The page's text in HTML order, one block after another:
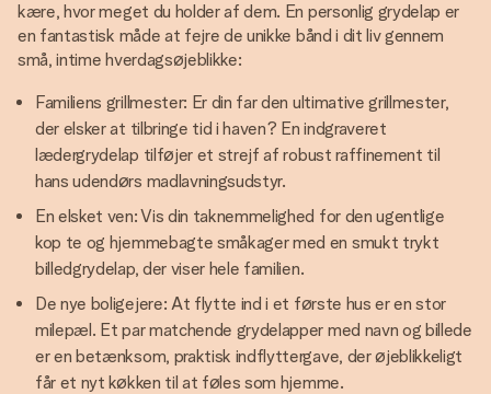
kære, hvor meget du holder af dem. En personlig grydelap er
en fantastisk måde at fejre de unikke bånd i dit liv gennem
små, intime hverdagsøjeblikke:
Familiens grillmester: Er din far den ultimative grillmester,
der elsker at tilbringe tid i haven? En indgraveret
lædergrydelap tilføjer et strejf af robust raffinement til
hans udendørs madlavningsudstyr.
En elsket ven: Vis din taknemmelighed for den ugentlige
kop te og hjemmebagte småkager med en smukt trykt
billedgrydelap, der viser hele familien.
De nye boligejere: At flytte ind i et første hus er en stor
milepæl. Et par matchende grydelapper med navn og billede
er en betænksom, praktisk indflyttergave, der øjeblikkeligt
får et nyt køkken til at føles som hjemme.